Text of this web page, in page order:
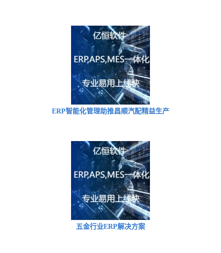
ERP智能化管理助推昌顺汽配精益生产
五金行业ERP解决方案